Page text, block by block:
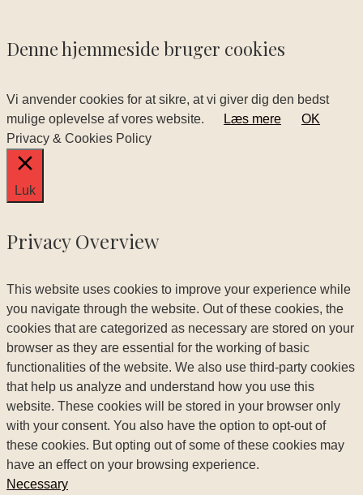
Denne hjemmeside bruger cookies
Vi anvender cookies for at sikre, at vi giver dig den bedst
mulige oplevelse af vores website.
Læs mere
OK
Privacy & Cookies Policy
Luk
Privacy Overview
This website uses cookies to improve your experience while
you navigate through the website. Out of these cookies, the
cookies that are categorized as necessary are stored on your
browser as they are essential for the working of basic
functionalities of the website. We also use third-party cookies
that help us analyze and understand how you use this
website. These cookies will be stored in your browser only
with your consent. You also have the option to opt-out of
these cookies. But opting out of some of these cookies may
have an effect on your browsing experience.
Necessary